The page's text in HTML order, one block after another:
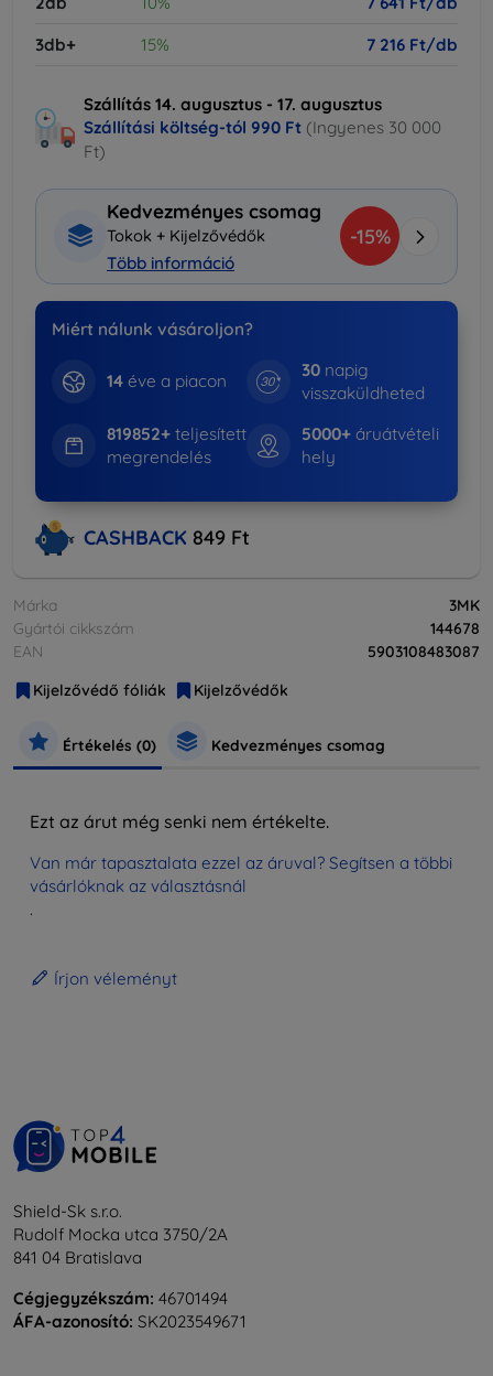
3db+
15% 7 216 Ft/db
Szállítás 14. augusztus - 17. augusztus
Szállítási költség-tól 990 Ft (Ingyenes 30 000
Ft)
Kedvezményes csomag
Tokok + Kijelzővédők
Több információ
-15%
Miért nálunk vásároljon?
14éve a piacon
30 napig
visszaküldheted
819852+teljesített
megrendelés
5000+ áruátvételi
hely
CASHBACK 849 Ft
Márka
3MK
Gyártói cikkszám
144678
EAN
5903108483087
Kijelzővédő fóliák
Kijelzővédők
Értékelés (0) Kedvezményes csomag
Ezt az árut még senki nem értékelte.
Van már tapasztalata ezzel az áruval? Segítsen a többi
vásárlóknak az választásnál
.
Írjon véleményt
Shield-Sk s.r.o.
Rudolf Mocka utca 3750/2A
841 04 Bratislava
Cégjegyzékszám: 46701494
ÁFA-azonosító: SK2023549671